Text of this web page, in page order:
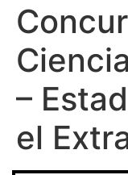
–
el